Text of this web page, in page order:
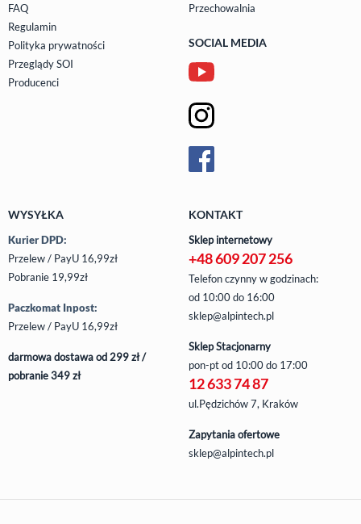
FAQ
Regulamin
Polityka prywatności
Przeglądy SOI
Producenci
Przechowalnia
SOCIAL MEDIA
WYSYŁKA
Kurier DPD:
Przelew / PayU 16,99zł
Pobranie 19,99zł
Paczkomat Inpost:
Przelew / PayU 16,99zł
darmowa dostawa od 299 zł /
pobranie 349 zł
KONTAKT
Sklep internetowy
+48 609 207 256
Telefon czynny w godzinach:
od 10:00 do 16:00
sklep@alpintech.pl
Sklep Stacjonarny
pon-ptod 10:00 do 17:00
12 633 74 87
ul.Pędzichów 7, Kraków
Zapytania ofertowe
sklep@alpintech.pl